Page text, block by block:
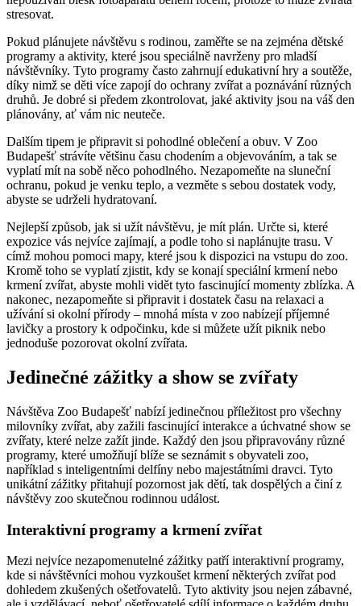
stresovat.
Pokud plánujete návštěvu s rodinou, zaměřte se na zejména dětské
programy a aktivity, které jsou speciálně navrženy pro mladší
návštěvníky. Tyto programy často zahrnují edukativní hry a soutěže,
díky nimž se děti více zapojí do ochrany zvířat a poznávání různých
druhů. Je dobré si předem zkontrolovat, jaké aktivity jsou na váš den
plánovány, ať vám nic neuteče.
Dalším tipem je připravit si pohodlné oblečení a obuv. V Zoo
Budapešť strávíte většinu času chodením a objevováním, a tak se
vyplatí mít na sobě něco pohodlného. Nezapomeňte na sluneční
ochranu, pokud je venku teplo, a vezměte s sebou dostatek vody,
abyste se udrželi hydratovaní.
Nejlepší způsob, jak si užít návštěvu, je mít plán. Určte si, které
expozice vás nejvíce zajímají, a podle toho si naplánujte trasu. V
címž mohou pomoci mapy, které jsou k dispozici na vstupu do zoo.
Kromě toho se vyplatí zjistit, kdy se konají speciální krmení nebo
krmení zvířat, abyste mohli vidět tyto fascinující momenty zblízka. A
nakonec, nezapomeňte si připravit i dostatek času na relaxaci a
užívání si okolní přírody – mnohá místa v zoo nabízejí příjemné
lavičky a prostory k odpočinku, kde si můžete užít piknik nebo
jednoduše pozorovat okolní zvířata.
Jedinečné zážitky a show se zvířaty
Návštěva Zoo Budapešť nabízí jedinečnou příležitost pro všechny
milovníky zvířat, aby zažili fascinující interakce a úchvatné show se
zvířaty, které nelze zažít jinde. Každý den jsou připravovány různé
programy, které umožňují blíže se seznámit s obyvateli zoo,
například s inteligentními delfíny nebo majestátními dravci. Tyto
unikátní zážitky přitahují pozornost jak dětí, tak dospělých a činí z
návštěvy zoo skutečnou rodinnou událost.
Interaktivní programy a krmení zvířat
Mezi nejvíce nezapomenutelné zážitky patří interaktivní programy,
kde si návštěvníci mohou vyzkoušet krmení některých zvířat pod
dohledem zkušených ošetřovatelů. Tyto aktivity jsou nejen zábavné,